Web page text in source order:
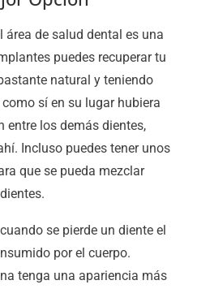
área de salud dental es una
puedes recuperar tu
natural y teniendo
sí en su lugar hubiera
entre los demás dientes,
Incluso puedes tener unos
que se pueda mezclar
se pierde un diente el
por el cuerpo.
tenga una apariencia más